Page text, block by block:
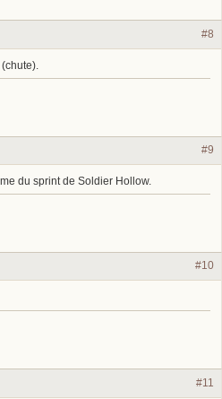
#8
#9
du sprint de Soldier Hollow.
#10
#11